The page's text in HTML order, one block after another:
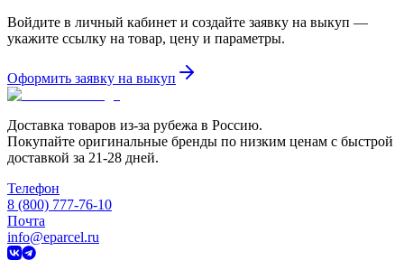
Войдите в личный кабинет и создайте заявку на выкуп —
укажите ссылку на товар, цену и параметры.
Оформить заявку на выкуп
Доставка товаров из-за рубежа в Россию.
Покупайте оригинальные бренды по низким ценам с быстрой
доставкой за 21-28 дней.
Телефон
8 (800) 777-76-10
Почта
info@eparcel.ru